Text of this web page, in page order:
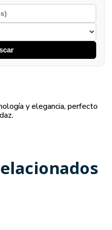
y elegancia, perfecto